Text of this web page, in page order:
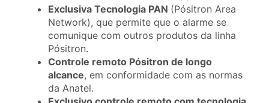
Exclusiva Tecnologia PAN (Pósitron Area
Network), que permite que o alarme se
comunique com outros produtos da linha
Pósitron.
Controle remoto Pósitron de longo
alcance, em conformidade com as normas
da Anatel.